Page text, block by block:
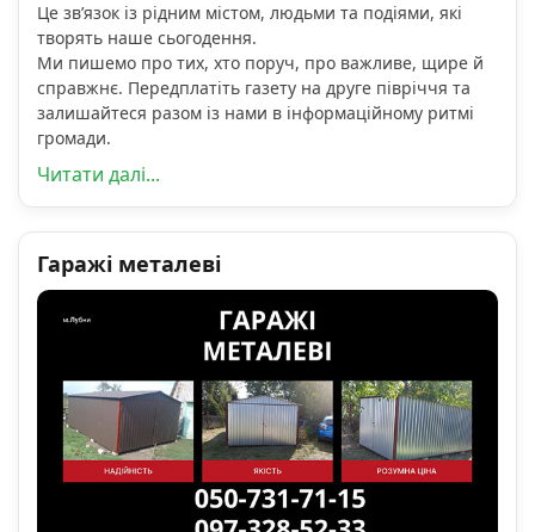
Це зв’язок із рідним містом, людьми та подіями, які
творять наше сьогодення.
Ми пишемо про тих, хто поруч, про важливе, щире й
справжнє. Передплатіть газету на друге півріччя та
залишайтеся разом із нами в інформаційному ритмі
громади.
Читати далі...
Гаражі металеві